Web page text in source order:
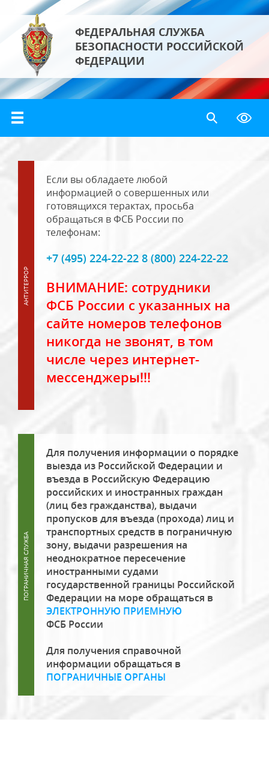
ФЕДЕРАЛЬНАЯ СЛУЖБА
БЕЗОПАСНОСТИ РОССИЙСКОЙ
ФЕДЕРАЦИИ
Если вы обладаете любой
информацией о совершенных или
готовящихся терактах, просьба
обращаться в ФСБ России по
телефонам:
+7 (495) 224-22-22 8 (800) 224-22-22
ВНИМАНИЕ: сотрудники
ФСБ России с указанных на
сайте номеров телефонов
никогда не звонят, в том
числе через интернет-
мессенджеры!!!
Для получения информации о порядке
выезда из Российской Федерации и
въезда в Российскую Федерацию
российских и иностранных граждан
(лиц без гражданства), выдачи
пропусков для въезда (прохода) лиц и
транспортных средств в пограничную
зону, выдачи разрешения на
неоднократное пересечение
иностранными судами
государственной границы Российской
Федерации на море обращаться в
ЭЛЕКТРОННУЮ ПРИЕМНУЮ
ФСБ России
Для получения справочной
информации обращаться в
ПОГРАНИЧНЫЕ ОРГАНЫ